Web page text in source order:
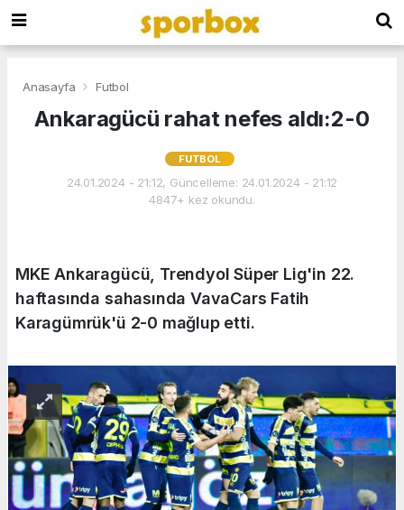
Anasayfa Futbol
Ankaragücü rahat nefes aldı:2-0
FUTBOL
24.01.2024 - 21:12, Güncelleme: 24.01.2024 - 21:12
4847+ kez okundu.
MKE Ankaragücü, Trendyol Süper Lig'in 22.
haftasında sahasında VavaCars Fatih
Karagümrük'ü 2-0 mağlup etti.